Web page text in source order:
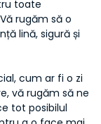
toate
rugăm să o
lină, sigură și
cum ar fi o zi
vă rugăm să ne
tot posibilul